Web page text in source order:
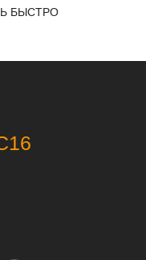
БЫСТРО